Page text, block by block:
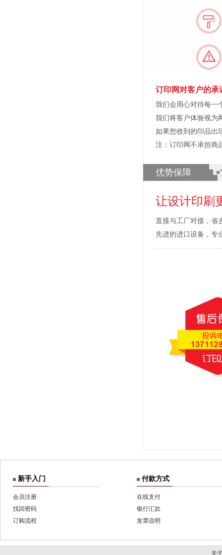
订印网对客户的承
我们会用心对待每一
我们将客户体验视为
如果您收到的印品出
注：订印网不承担商
优势保障
让设计印刷
直接与工厂对接，省
先进的进口设备，专
新手入门
会员注册
找回密码
订购流程
付款方式
在线支付
银行汇款
发票说明
关